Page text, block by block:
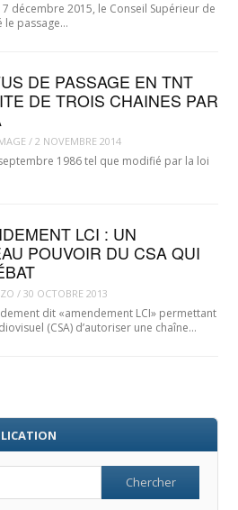
décembre 2015, le Conseil Supérieur de
le passage…
DE PASSAGE EN TNT
DE TROIS CHAINES PAR
/ 2 NOVEMBRE 2014
1986 tel que modifié par la loi
LCI : UN
POUVOIR DU CSA QUI
/ 30 OCTOBRE 2013
dit «amendement LCI» permettant
(CSA) d’autoriser une chaîne…